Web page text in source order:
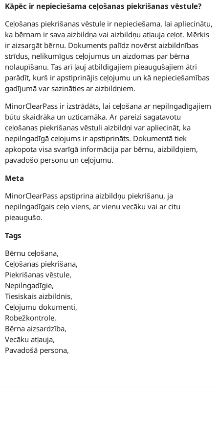
Kāpēc ir nepieciešama ceļošanas piekrišanas vēstule?
Ceļošanas piekrišanas vēstule ir nepieciešama, lai apliecinātu,
ka bērnam ir sava aizbildņa vai aizbildņu atļauja ceļot. Mērķis
ir aizsargāt bērnu. Dokuments palīdz novērst aizbildnības
strīdus, nelikumīgus ceļojumus un aizdomas par bērna
nolaupīšanu. Tas arī ļauj atbildīgajiem pieaugušajiem ātri
parādīt, kurš ir apstiprinājis ceļojumu un kā nepieciešamības
gadījumā var sazināties ar aizbildņiem.
MinorClearPass ir izstrādāts, lai ceļošana ar nepilngadīgajiem
būtu skaidrāka un uzticamāka. Ar pareizi sagatavotu
ceļošanas piekrišanas vēstuli aizbildņi var apliecināt, ka
nepilngadīgā ceļojums ir apstiprināts. Dokumentā tiek
apkopota visa svarīgā informācija par bērnu, aizbildņiem,
pavadošo personu un ceļojumu.
Meta
MinorClearPass apstiprina aizbildņu piekrišanu, ja
nepilngadīgais ceļo viens, ar vienu vecāku vai ar citu
pieaugušo.
Tags
Bērnu ceļošana,
Ceļošanas piekrišana,
Piekrišanas vēstule,
Nepilngadīgie,
Tiesiskais aizbildnis,
Ceļojumu dokumenti,
Robežkontrole,
Bērna aizsardzība,
Vecāku atļauja,
Pavadošā persona,